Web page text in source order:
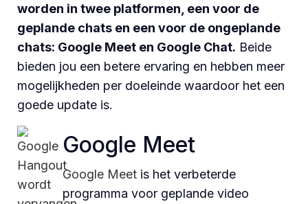
worden in twee platformen, een voor de
geplande chats en een voor de ongeplande
chats: Google Meet en Google Chat. Beide
bieden jou een betere ervaring en hebben meer
mogelijkheden per doeleinde waardoor het een
goede update is.
Google Meet
Google Meet is het verbeterde
programma voor geplande video